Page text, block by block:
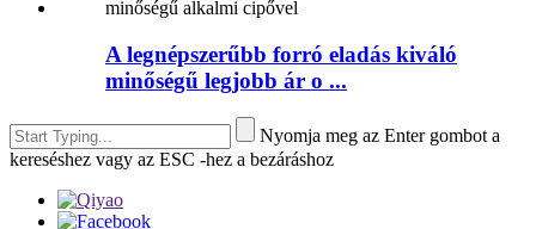
A legnépszerűbb forró eladás kiváló
minőségű legjobb ár o ...
Nyomja meg az Enter gombot a
kereséshez vagy az ESC -hez a bezáráshoz